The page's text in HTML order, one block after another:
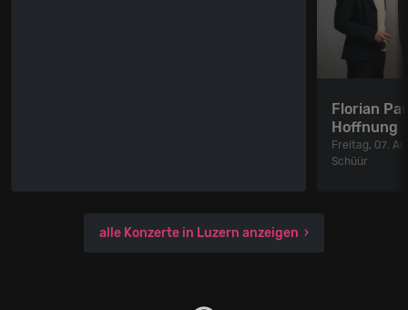
Florian
Hoffnung
Freitag, 07.
Schüür
alle Konzerte in Luzern anzeigen